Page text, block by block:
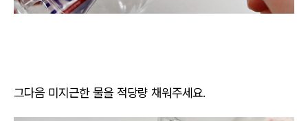
그다음 미지근한 물을 적당량 채워주세요.